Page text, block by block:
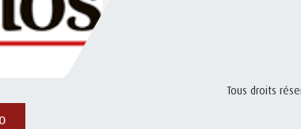
Tous droits